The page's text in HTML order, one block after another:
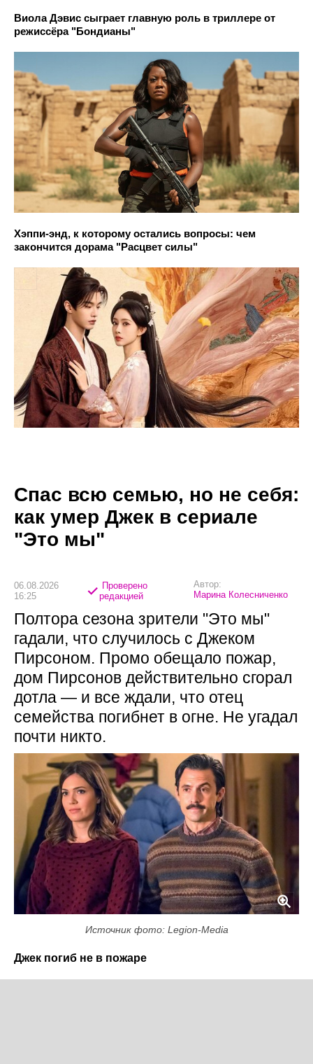
Виола Дэвис сыграет главную роль в триллере от
режиссёра "Бондианы"
Хэппи-энд, к которому остались вопросы: чем
закончится дорама "Расцвет силы"
Спас всю семью, но не себя:
как умер Джек в сериале
"Это мы"
06.08.2026
16:25
Проверено
редакцией
Автор:
Марина Колесниченко
Полтора сезона зрители "Это мы"
гадали, что случилось с Джеком
Пирсоном. Промо обещало пожар,
дом Пирсонов действительно сгорал
дотла — и все ждали, что отец
семейства погибнет в огне. Не угадал
почти никто.
Источник фото: Legion-Media
Джек погиб не в пожаре